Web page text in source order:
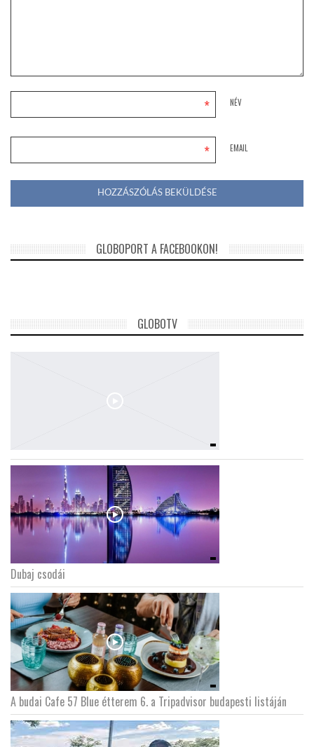
NÉV
*
EMAIL
*
GLOBOPORT A FACEBOOKON!
GLOBOTV
Dubaj csodái
A budai Cafe 57 Blue étterem 6. a Tripadvisor budapesti listáján